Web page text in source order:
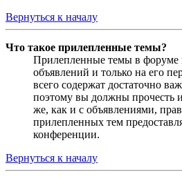
Вернуться к началу
Что такое прилепленные темы?
Прилепленные темы в форуме
объявлений и только на его
всего содержат достаточно
поэтому вы должны прочесть
же, как и с объявлениями,
прилепленных тем
конференции.
Вернуться к началу